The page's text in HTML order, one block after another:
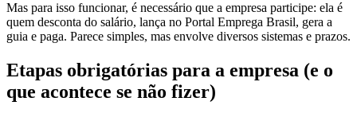
Mas para isso funcionar, é necessário que a empresa participe: ela é
quem desconta do salário, lança no Portal Emprega Brasil, gera a
guia e paga. Parece simples, mas envolve diversos sistemas e prazos.
Etapas obrigatórias para a empresa (e o
que acontece se não fizer)